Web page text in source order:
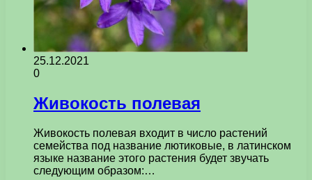
25.12.2021
0
Живокость полевая
Живокость полевая входит в число растений
семейства под название лютиковые, в латинском
языке название этого растения будет звучать
следующим образом:…